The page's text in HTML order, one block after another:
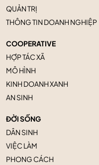
QUẢN TRỊ
THÔNG TIN DOANH NGHIỆP
COOPERATIVE
HỢP TÁC XÃ
MÔ HÌNH
KINH DOANH XANH
AN SINH
ĐỜI SỐNG
DÂN SINH
VIỆC LÀM
PHONG CÁCH